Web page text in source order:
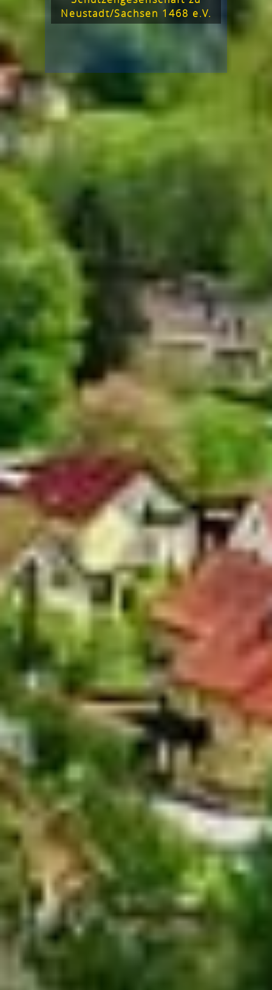
Neustadt/Sachsen 1468 e.V.